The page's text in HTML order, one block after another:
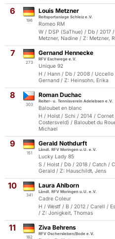
6
196
Louis Metzner
Reitsportanlage Schleiz e.V.
Romeo RM
W / DSP (SaThue) / Db / 2017
Metzner, Nadine / Z: Metzner,
7
273
Gernand Hennecke
RFV Eschwege e.V.
Unique 92
H / Hann / Db / 2008 / Uccello
Gernand / Z: Heinsohn, Erika
8
303
Roman Duchac
Reiter- u. Tennisverein Adelebsen e.V.
Baloubet en blanc
H / Holst / Schi / 2014 /
Costersveld) / Baloubet du
Michael
9
151
Gerald Nothdurft
Ländl. RFV Moringen u.U. e.V.
Lucky Lady 85
S / Holst / Db / 2018 / Catch /
Gerald / Z: Hauschildt, Jens
10
341
Laura Ahlborn
Ländl. RFV Moringen u.U. e.V.
Cadre Coleur
H / Westf / B / 2012 / Carell /
/ Z: Jonigkeit, Thomas
11
182
Ziva Behrens
RFV Oschersleben/Bode e.V.